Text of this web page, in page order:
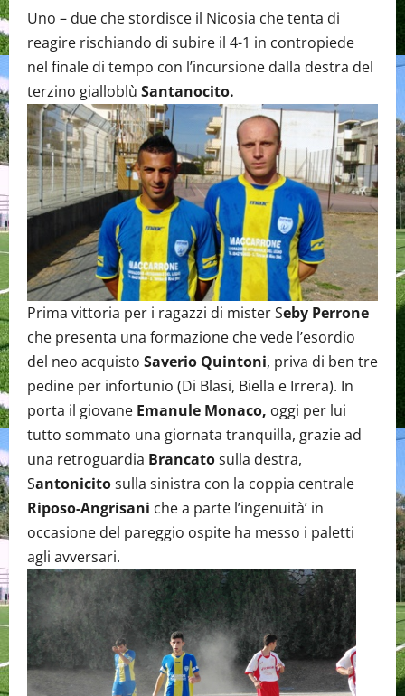
Uno – due che stordisce il Nicosia che tenta di
reagire rischiando di subire il 4-1 in contropiede
nel finale di tempo con l’incursione dalla destra del
terzino gialloblù Santanocito.
Prima vittoria per i ragazzi di mister Seby Perrone
che presenta una formazione che vede l’esordio
del neo acquisto Saverio Quintoni, priva di ben tre
pedine per infortunio (Di Blasi, Biella e Irrera). In
porta il giovane Emanule Monaco, oggi per lui
tutto sommato una giornata tranquilla, grazie ad
una retroguardia Brancatosulla destra,
Santonicitosulla sinistra con la coppia centrale
Riposo-Angrisani che a parte l’ingenuità’ in
occasione del pareggio ospite ha messo i paletti
agli avversari.